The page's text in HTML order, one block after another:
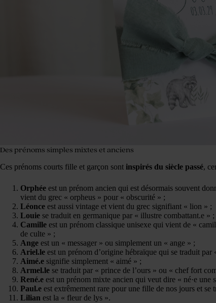
Des prénoms simples mixtes et anciens
Ces prénoms courts fille et garçon sont inspirés du siècle passé,
Orphée est un prénom ancien qui est désormais souvent
vient du grec « orpheus » pour « obscurité » ;
Léonce est aussi vintage et vient du grec signifiant « lion » ;
Louie se traduit en germanique par « illustre combattant.e » ;
Camille est un prénom classique unisexe qui vient de «
de culte » ;
Ange est un « messager » ou simplement un « ange » ;
Ariel.le est un prénom d’origine hébraïque qui se traduit
Aimé.e signifie simplement « aimé » ;
Armel.le se traduit par « prince de l’ours » ou « chef fort
René.e est un prénom mixte ancien qui veut dire « né·e une
Paul.e est extrêmement rare pour une fille de nos jours et se
Lilian est la « fleur de lys ».